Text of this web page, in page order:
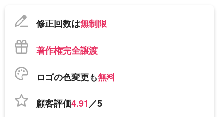
修正回数は無制限
著作権完全譲渡
ロゴの色変更も無料
顧客評価4.91／5